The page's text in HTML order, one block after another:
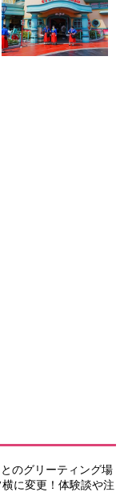
のグリーティング場
に変更！体験談や注